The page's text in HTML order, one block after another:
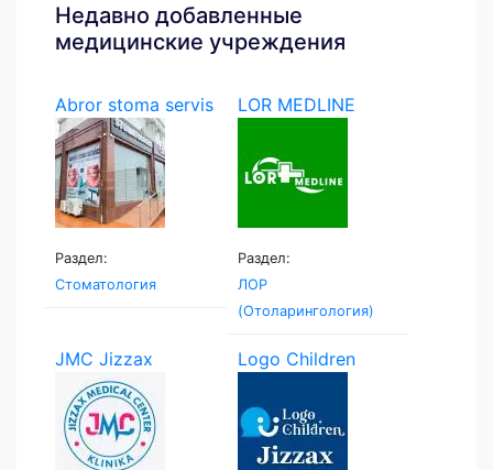
Недавно добавленные
медицинские учреждения
Abror stoma servis
Раздел:
Стоматология
LOR MEDLINE
Раздел:
ЛОР
(Отоларингология)
JMC Jizzax
Medical...
Logo Children